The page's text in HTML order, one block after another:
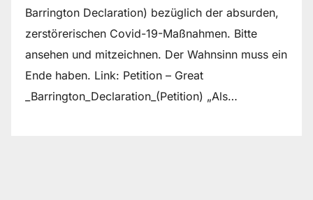
Barrington Declaration) bezüglich der absurden,
zerstörerischen Covid-19-Maßnahmen. Bitte
ansehen und mitzeichnen. Der Wahnsinn muss ein
Ende haben. Link: Petition – Great
_Barrington_Declaration_(Petition) „Als…